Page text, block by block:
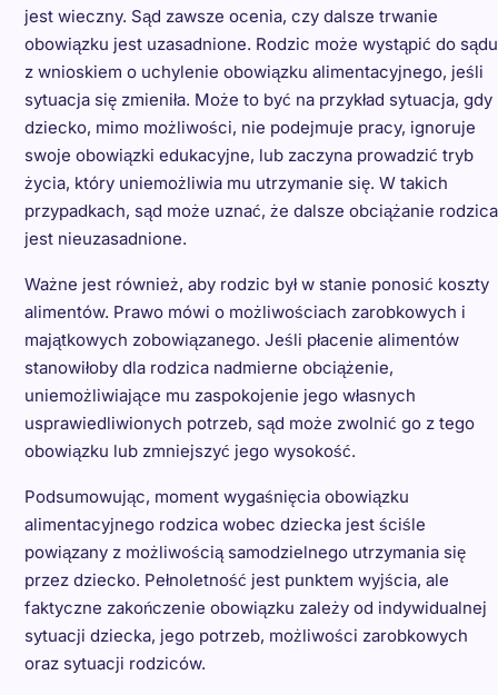
jest wieczny. Sąd zawsze ocenia, czy dalsze trwanie
obowiązku jest uzasadnione. Rodzic może wystąpić do sądu
z wnioskiem o uchylenie obowiązku alimentacyjnego, jeśli
sytuacja się zmieniła. Może to być na przykład sytuacja, gdy
dziecko, mimo możliwości, nie podejmuje pracy, ignoruje
swoje obowiązki edukacyjne, lub zaczyna prowadzić tryb
życia, który uniemożliwia mu utrzymanie się. W takich
przypadkach, sąd może uznać, że dalsze obciążanie rodzica
jest nieuzasadnione.
Ważne jest również, aby rodzic był w stanie ponosić koszty
alimentów. Prawo mówi o możliwościach zarobkowych i
majątkowych zobowiązanego. Jeśli płacenie alimentów
stanowiłoby dla rodzica nadmierne obciążenie,
uniemożliwiające mu zaspokojenie jego własnych
usprawiedliwionych potrzeb, sąd może zwolnić go z tego
obowiązku lub zmniejszyć jego wysokość.
Podsumowując, moment wygaśnięcia obowiązku
alimentacyjnego rodzica wobec dziecka jest ściśle
powiązany z możliwością samodzielnego utrzymania się
przez dziecko. Pełnoletność jest punktem wyjścia, ale
faktyczne zakończenie obowiązku zależy od indywidualnej
sytuacji dziecka, jego potrzeb, możliwości zarobkowych
oraz sytuacji rodziców.